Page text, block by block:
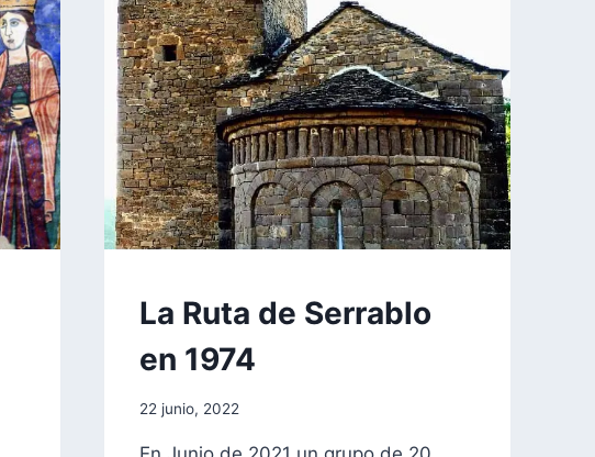
EXCURSIONES
|La Ruta de Serrablo
en 1974
Por
22 junio, 2022